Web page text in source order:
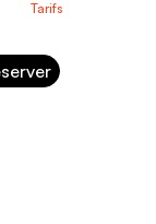
Tarifs